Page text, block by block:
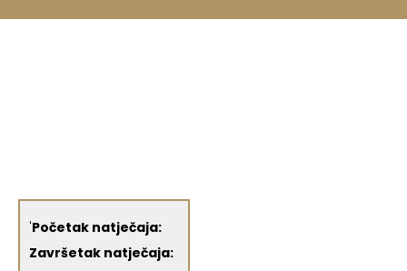
'Početak natječaja:
Završetak natječaja: